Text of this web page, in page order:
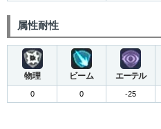
属性耐性
物理 ビーム エーテル
0 0 -25